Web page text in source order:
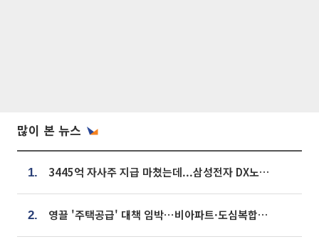
많이 본 뉴스
1. 3445억 자사주 지급 마쳤는데...삼성전자 DX노조, 뒤늦은 '떼쓰기 집회'
2. 영끌 '주택공급' 대책 임박⋯비아파트·도심복합까지 총동원